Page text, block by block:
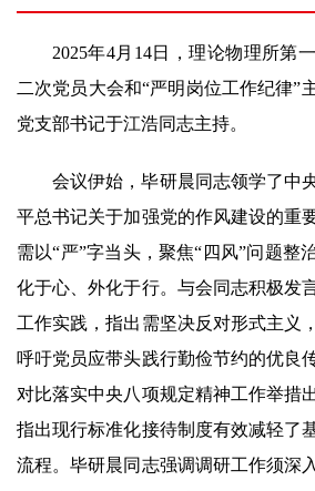
2025年4月14日，理论物理所第
二次党员大会和“严明岗位工作纪律”
党支部书记于江浩同志主持。
会议伊始，毕研晨同志领学了中
平总书记关于加强党的作风建设的重
需以“严”字当头，聚焦“四风”问题整
化于心、外化于行。与会同志积极发
工作实践，指出需坚决反对形式主义
呼吁党员应带头践行勤俭节约的优良
对比落实中央八项规定精神工作举措
指出现行标准化接待制度有效减轻了
流程。毕研晨同志强调调研工作须深